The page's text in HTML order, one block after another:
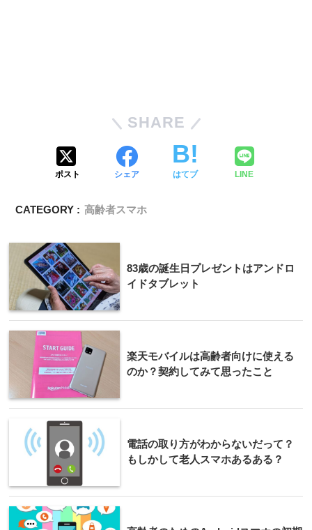
SHARE
ポスト シェア はてブ LINE
CATEGORY : 高齢者スマホ
83歳の誕生日プレゼントはアンドロ
イドタブレット
楽天モバイルは高齢者向けに使える
のか？契約してみて思ったこと
電話の取り方がわからないだって？
もしかして老人スマホあるある？